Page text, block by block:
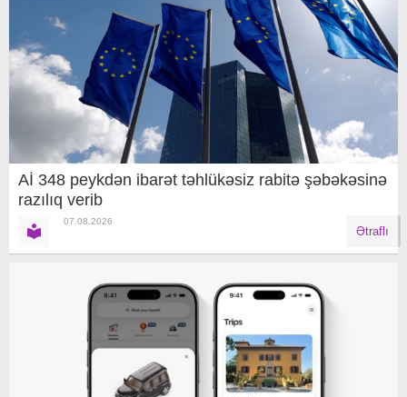
Aİ 348 peykdən ibarət təhlükəsiz rabitə şəbəkəsinə
razılıq verib
07.08.2026
Ətraflı